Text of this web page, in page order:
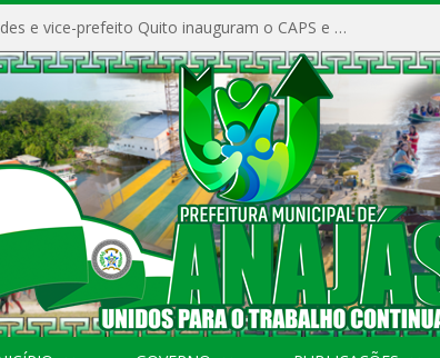
Prefeito Vivaldo Mendes e vice-prefeito Quito inauguram o CAPS e fortalecem a saúde pública em Anajás.